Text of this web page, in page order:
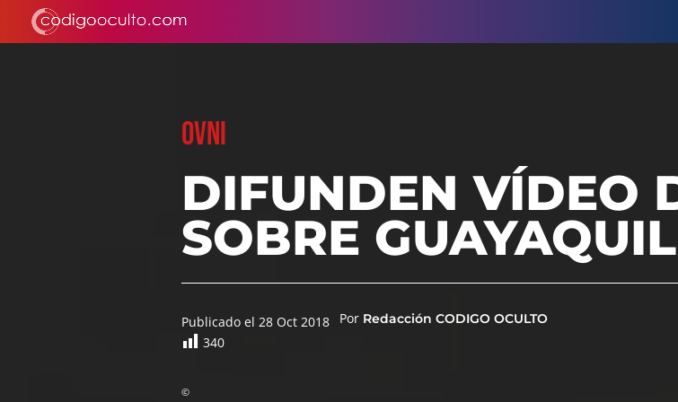
OVNI
DIFUNDEN VÍDEO
SOBRE
Publicado el 28 Oct 2018 Por Redacción CODIGO OCULTO
340
©